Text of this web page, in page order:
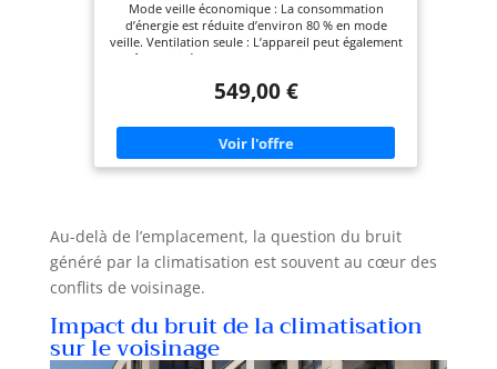
Mode veille économique : La consommation
d’énergie est réduite d’environ 80 % en mode
veille. Ventilation seule : L’appareil peut également
être utilisé en mode ventilation seule, sans
automatique : Sélectionnez le mouvement vertical
assurer une circulation d’air et une répartition de
la température uniformes dans toute la pièce.
Filtre à air : Élimine les particules de poussière en
suspension dans l’air, améliorant ainsi la qualité
avec carte Wi-Fi intégrée.
549,00 €
Au-delà de l’emplacement, la question du bruit
généré par la climatisation est souvent au cœur des
conflits de voisinage.
Impact du bruit de la climatisation
sur le voisinage